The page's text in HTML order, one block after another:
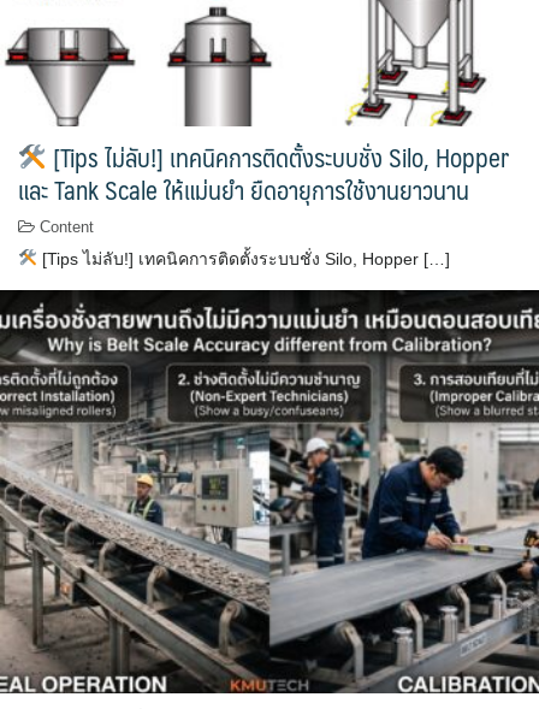
[Tips ไม่ลับ!] เทคนิคการติดตั้งระบบชั่ง Silo, Hopper
และ Tank Scale ให้แม่นยำ ยืดอายุการใช้งานยาวนาน
Content
[Tips ไม่ลับ!] เทคนิคการติดตั้งระบบชั่ง Silo, Hopper […]